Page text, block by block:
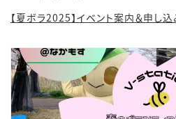
【夏ボラ2025】イベント案内＆申し